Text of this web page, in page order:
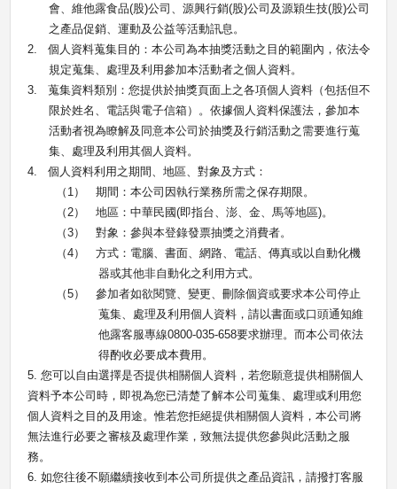
會、維他露食品(股)公司、源興行銷(股)公司及源穎生技(股)公司
之產品促銷、運動及公益等活動訊息。
2.
個人資料蒐集目的：本公司為本抽獎活動之目的範圍內，依法令
規定蒐集、處理及利用參加本活動者之個人資料。
3.
蒐集資料類別：您提供於抽獎頁面上之各項個人資料（包括但不
限於姓名、電話與電子信箱）。依據個人資料保護法，參加本
活動者視為瞭解及同意本公司於抽獎及行銷活動之需要進行蒐
集、處理及利用其個人資料。
4.
個人資料利用之期間、地區、對象及方式：
（ 1 ）
期間：本公司因執行業務所需之保存期限。
（ 2） 地區：中華民國(即指台、澎、金、馬等地區)。
（3）
對象：參與本登錄發票抽獎之消費者。
（4）
方式：電腦、書面、網路、電話、傳真或以自動化機
器或其他非自動化之利用方式。
（5）
參加者如欲閱覽、變更、刪除個資或要求本公司停止
蒐集、處理及利用個人資料，請以書面或口頭通知維
他露客服專線0800-035-658要求辦理。而本公司依法
得酌收必要成本費用。
5. 您可以自由選擇是否提供相關個人資料，若您願意提供相關個人
資料予本公司時，即視為您已清楚了解本公司蒐集、處理或利用您
個人資料之目的及用途。惟若您拒絕提供相關個人資料，本公司將
無法進行必要之審核及處理作業，致無法提供您參與此活動之服
務。
6. 如您往後不願繼續接收到本公司所提供之產品資訊，請撥打客服